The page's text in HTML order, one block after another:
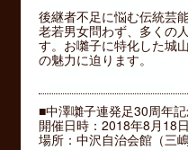
後継者不足に悩む伝統芸
老若男女問わず、多くの
す。お囃子に特化した城
の魅力に迫ります。
■中澤囃子連発足30周年
開催日時：2018年8月18
場所：中沢自治会館（三